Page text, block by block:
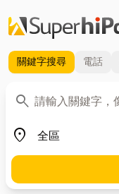
關鍵字搜尋 電話
search
關鍵字
place
地區